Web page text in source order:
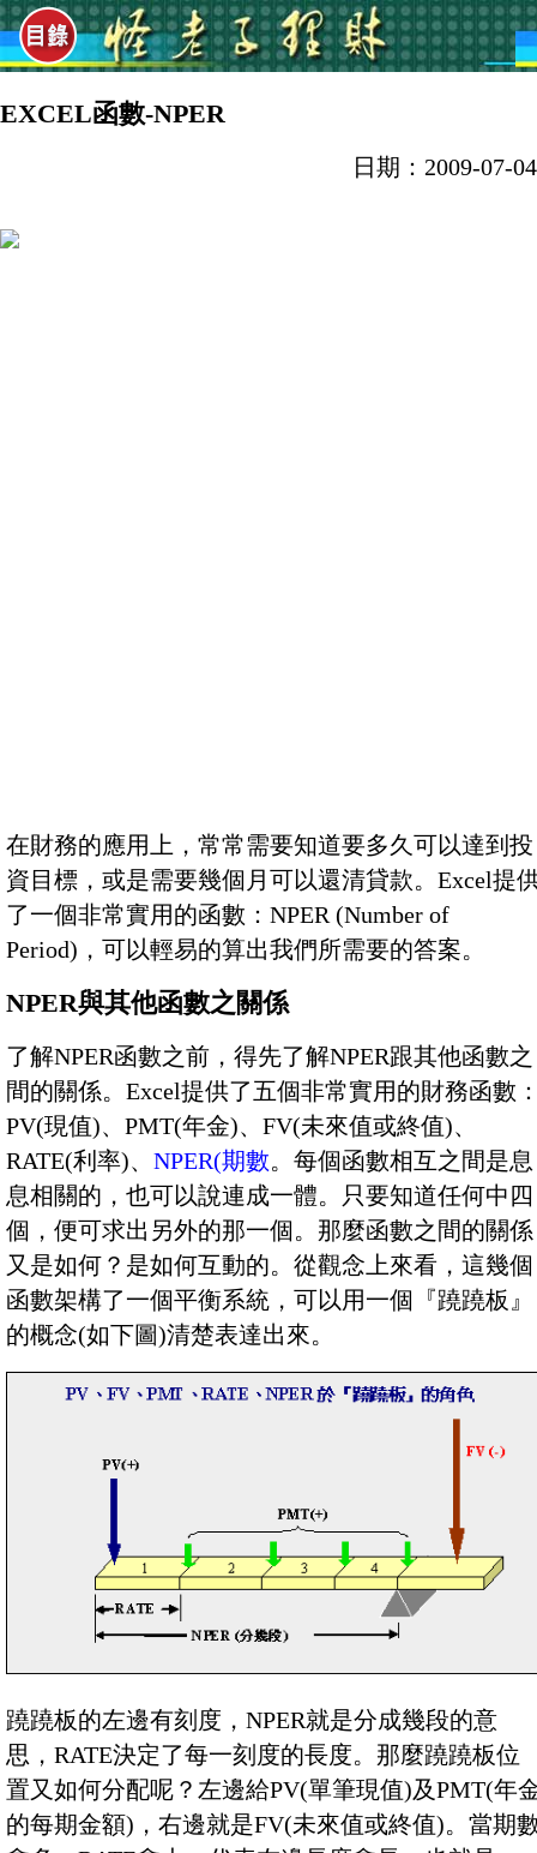
EXCEL函數-NPER
日期：2009-07-04
在財務的應用上，常常需要知道要多久可以達到投
資目標，或是需要幾個月可以還清貸款。Excel提
了一個非常實用的函數：NPER (Number of
Period)，可以輕易的算出我們所需要的答案。
NPER與其他函數之關係
了解NPER函數之前，得先了解NPER跟其他函數之
間的關係。Excel提供了五個非常實用的財務函數
PV(現值)、PMT(年金)、FV(未來值或終值)、
RATE(利率)、 NPER(期數。每個函數相互之間是息
息相關的，也可以說連成一體。只要知道任何中四
個，便可求出另外的那一個。那麼函數之間的關係
又是如何？是如何互動的。從觀念上來看，這幾個
函數架構了一個平衡系統，可以用一個『蹺蹺板』
的概念(如下圖)清楚表達出來。
蹺蹺板的左邊有刻度，NPER就是分成幾段的意
思，RATE決定了每一刻度的長度。那麼蹺蹺板位
置又如何分配呢？左邊給PV(單筆現值)及PMT(年
的每期金額)，右邊就是FV(未來值或終值)。當期